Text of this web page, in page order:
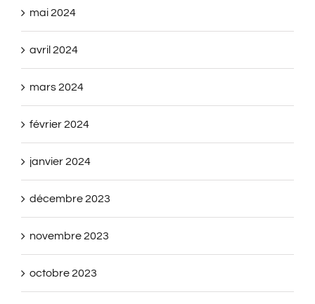
mai 2024
avril 2024
mars 2024
février 2024
janvier 2024
décembre 2023
novembre 2023
octobre 2023